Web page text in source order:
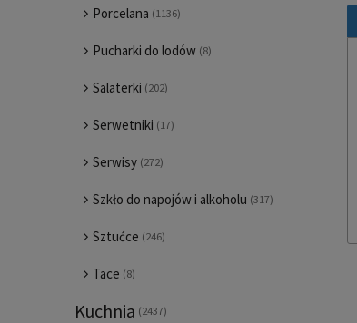
Porcelana (1136)
Pucharki do lodów (8)
Salaterki (202)
Serwetniki (17)
Serwisy (272)
Szkło do napojów i alkoholu (317)
Sztućce (246)
Tace (8)
Kuchnia (2437)